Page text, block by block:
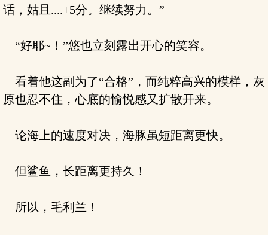
话，姑且....+5分。继续努力。”
“好耶~！”悠也立刻露出开心的笑容。
看着他这副为了“合格”，而纯粹高兴的模样，灰
原也忍不住，心底的愉悦感又扩散开来。
论海上的速度对决，海豚虽短距离更快。
但鲨鱼，长距离更持久！
所以，毛利兰！